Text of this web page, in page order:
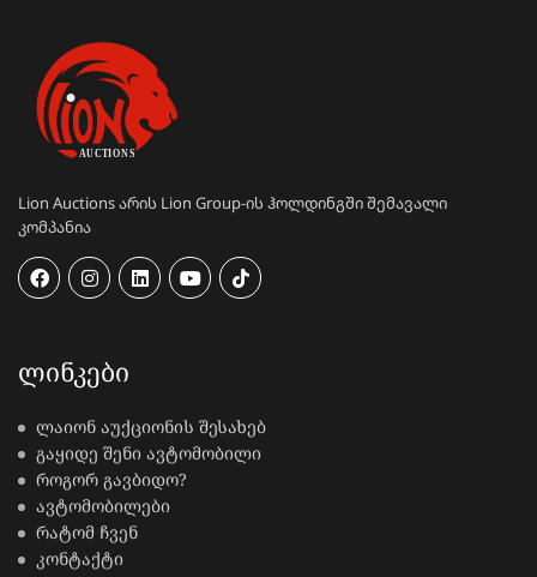
Lion Auctions არის Lion Group-ის ჰოლდინგში შემავალი
კომპანია
ᲚᲘᲜᲙᲔᲑᲘ
ლაიონ აუქციონის შესახებ
გაყიდე შენი ავტომობილი
როგორ გავბიდო?
ავტომობილები
რატომ ჩვენ
კონტაქტი